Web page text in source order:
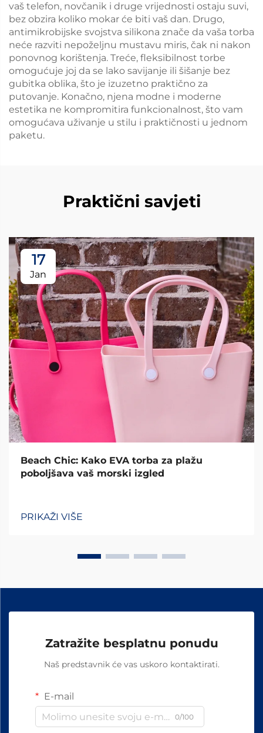
vaš telefon, novčanik i druge vrijednosti ostaju suvi,
bez obzira koliko mokar će biti vaš dan. Drugo,
antimikrobijske svojstva silikona znače da vaša torba
neće razviti nepoželjnu mustavu miris, čak ni nakon
ponovnog korištenja. Treće, fleksibilnost torbe
omogućuje joj da se lako savijanje ili šišanje bez
gubitka oblika, što je izuzetno praktično za
putovanje. Konačno, njena modne i moderne
estetika ne kompromitira funkcionalnost, što vam
omogućava uživanje u stilu i praktičnosti u jednom
paketu.
Praktični savjeti
17
Jan
Beach Chic: Kako EVA torba za plažu
poboljšava vaš morski izgled
PRIKAŽI VIŠE
Zatražite besplatnu ponudu
Naš predstavnik će vas uskoro kontaktirati.
E-mail
0/100